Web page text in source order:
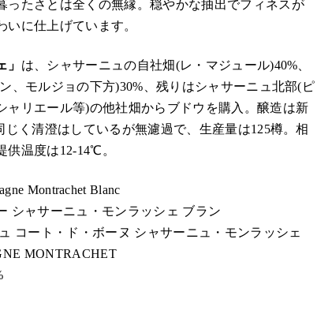
ったさとは全くの無縁。穏やかな抽出でフィネスが
に仕上げています。
」 は、シャサーニュの自社畑(レ・マジュール)40%、
、モルジョの下方)30%、残りはシャサーニュ北部(ピ
ャリエール等)の他社畑からブドウを購入。醸造は新
く清澄はしているが無濾過で、生産量は125樽。相
供温度は12-14℃。
Montrachet Blanc
シャサーニュ・モンラッシェ ブラン
コート・ド・ボーヌ シャサーニュ・モンラッシェ
MONTRACHET